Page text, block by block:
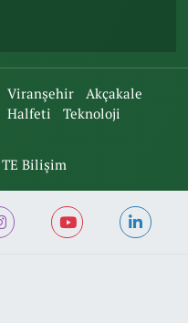
Viranşehir
Akçakale
Halfeti Teknoloji
TE Bilişim